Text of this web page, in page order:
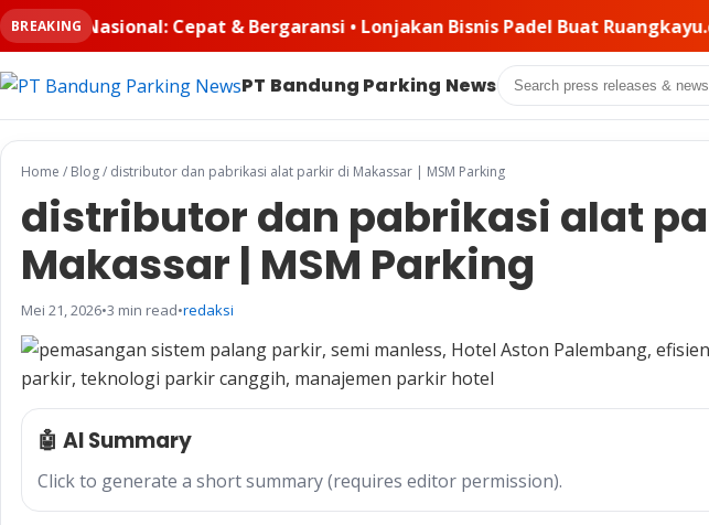
BREAKING• Lonjakan Bisnis Padel Buat Ruangkayu.com Kebanjiran Order, Ini
PT Bandung Parking NewsSearch
Home / Blog/ distributor dan pabrikasi alat parkir di Makassar | MSM Parking
distributor dan pabrikasi alat
Makassar | MSM Parking
Mei 21, 2026•3 min read•redaksi
🤖 AI Summary
Click to generate a short summary (requires editor permission).